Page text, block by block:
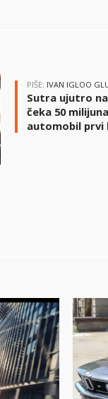
PIŠE: IVAN IGLOO
Sutra ujutro
čeka 50
automobil prvi